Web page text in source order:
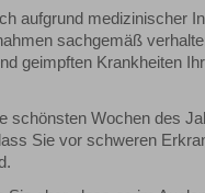
aufgrund medizinischer
sachgemäß
geimpften Krankheiten
schönsten Wochen des
Sie vor schweren